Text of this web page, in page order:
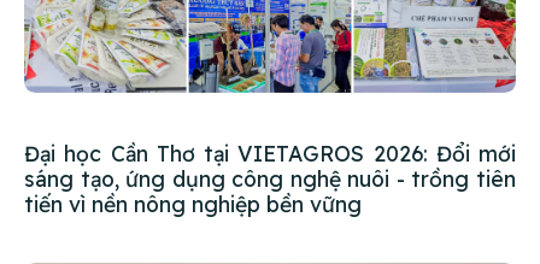
Đại học Cần Thơ tại VIETAGROS 2026: Đổi mới
sáng tạo, ứng dụng công nghệ nuôi - trồng tiên
tiến vì nền nông nghiệp bền vững